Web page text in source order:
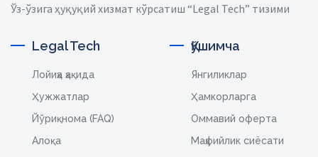
Ўз-ўзига ҳуқуқий хизмат кўрсатиш “Legal Tech” тизими
Legal Tech
Лойиҳа ҳақида
Ҳужжатлар
Йўриқнома (FAQ)
Алоқа
Қўшимча
Янгиликлар
Ҳамкорларга
Оммавий оферта
Маҳфийлик сиёсати